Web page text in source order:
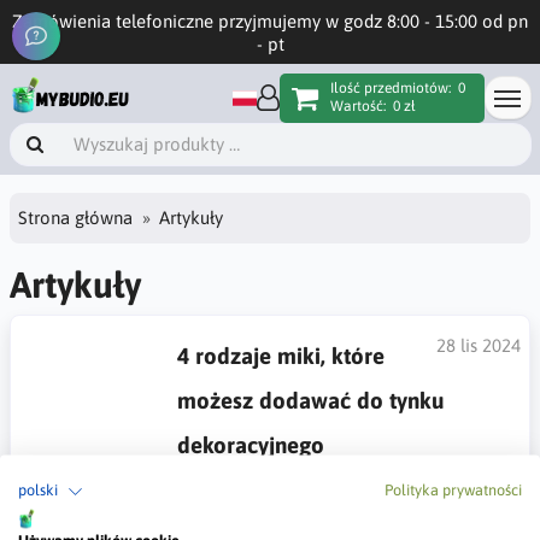
polski Polityka prywatności
Zamówienia telefoniczne przyjmujemy w godz 8:00 - 15:00 od pn
- pt
Ilość przedmiotów: 0
Wartość: 0 zł
Strona główna Artykuły
Artykuły
28 lis 2024
4 rodzaje miki, które
możesz dodawać do tynku
dekoracyjnego
Opisane zostały cztery rodzaje miki, które można dodawać do
tynków dekoracyjnych, aby uzyskać różnorodne efekty
wizualne, takie jak subtelny błysk i refleksy światła. Opisuje,